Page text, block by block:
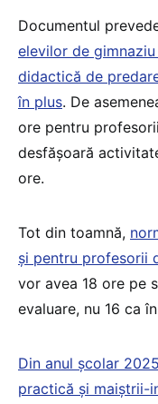
Documentul
elevilor de
didactică de
în plus. De
ore pentru
desfăşoară
ore.
Tot din toamnă,
și pentru profesorii
vor avea 18 ore pe
evaluare, nu 16 ca
Din anul școlar
practică şi maiştrii-